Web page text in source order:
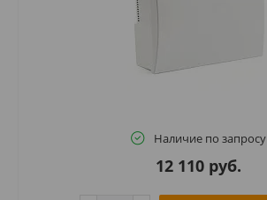
Наличие по запросу
12 110 руб.